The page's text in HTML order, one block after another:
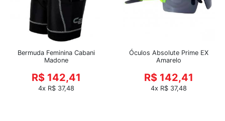
Bermuda Feminina Cabani
Madone
R$ 142,41
4x R$ 37,48
Óculos Absolute Prime EX
Amarelo
R$ 142,41
4x R$ 37,48